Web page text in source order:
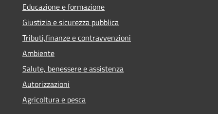
Educazione e formazione
Giustizia e sicurezza pubblica
Tributi,finanze e contravvenzioni
Ambiente
Salute, benessere e assistenza
Autorizzazioni
Agricoltura e pesca